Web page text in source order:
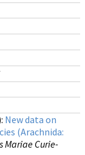
New data on
(Arachnida:
Mariae Curie-